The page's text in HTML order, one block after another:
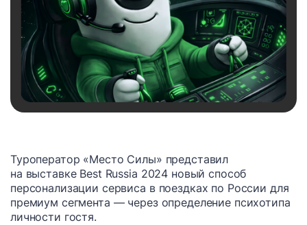
Туроператор «Место Силы» представил
на выставке Best Russia 2024 новый способ
персонализации сервиса в поездках по России для
премиум сегмента — через определение психотипа
личности гостя.